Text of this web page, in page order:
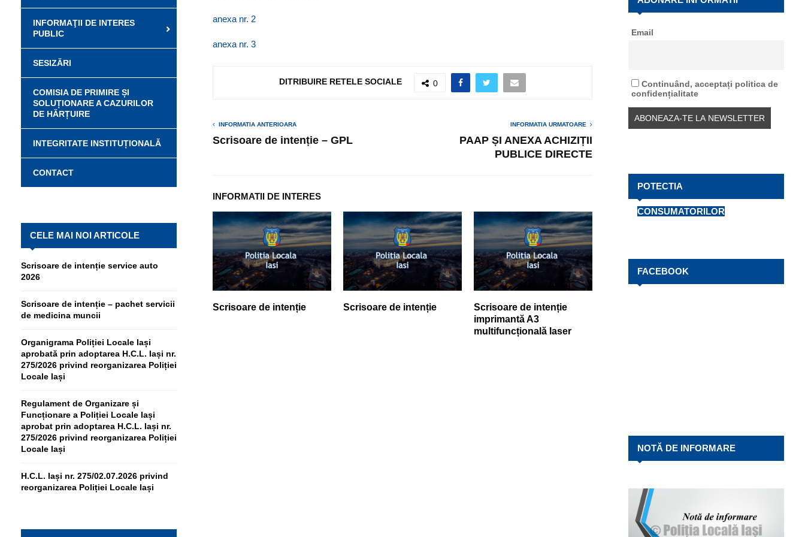
anexa nr. 2
anexa nr. 3
DITRIBUIRE RETELE SOCIALE 0
INFORMATIA ANTERIOARA
Scrisoare de intenție – GPL
INFORMATIA URMATOARE
PAAP ȘI ANEXA ACHIZIȚII
PUBLICE DIRECTE
INFORMATII DE INTERES
Scrisoare de intenție Scrisoare de intenție
Scrisoare de intenție
imprimantă A3
multifuncțională laser
INFORMAŢII DE INTERES
PUBLIC
SESIZĂRI
COMISIA DE PRIMIRE ȘI
SOLUȚIONARE A CAZURILOR
DE HĂRȚUIRE
INTEGRITATE INSTITUȚIONALĂ
CONTACT
CELE MAI NOI ARTICOLE
Scrisoare de intenție service auto
2026
Scrisoare de intenție – pachet servicii
de medicina muncii
Organigrama Poliției Locale Iași
aprobată prin adoptarea H.C.L. Iași nr.
275/2026 privind reorganizarea Poliției
Locale Iași
Regulament de Organizare și
Funcționare a Poliției Locale Iași
aprobat prin adoptarea H.C.L. Iași nr.
275/2026 privind reorganizarea Poliției
Locale Iași
H.C.L. Iași nr. 275/02.07.2026 privind
reorganizarea Poliției Locale Iași
A
H
Email
Continuând, acceptați politica de
confidențialitate
POTECTIA
CONSUMATORILOR
FACEBOOK
NOTĂ DE INFORMARE